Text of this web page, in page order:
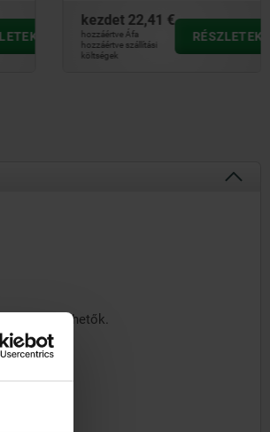
kezdet 2,96 €
hozzáértve Áfa
hozzáértve szállítási
költségek
RÉSZLETEK
is rögzíthetők.